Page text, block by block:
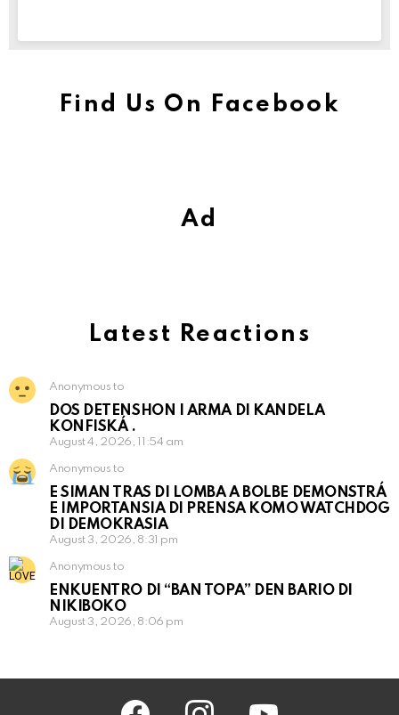
Find Us On Facebook
Ad
Latest Reactions
Anonymous to
DOS DETENSHON I ARMA DI KANDELA
KONFISKÁ .
August 4, 2026, 11:54 am
Anonymous to
E SIMAN TRAS DI LOMBA A BOLBE DEMONSTRÁ
E IMPORTANSIA DI PRENSA KOMO WATCHDOG
DI DEMOKRASIA
August 3, 2026, 8:31 pm
Anonymous to
ENKUENTRO DI “BAN TOPA” DEN BARIO DI
NIKIBOKO
August 3, 2026, 8:06 pm
facebook instagram youtube